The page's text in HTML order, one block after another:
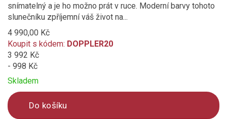
snímatelný a je ho možno prát v ruce. Moderní barvy tohoto
slunečníku zpříjemní váš život na...
4 990,00 Kč
Koupit s kódem: DOPPLER20
3 992 Kč
- 998 Kč
Skladem
Do košíku